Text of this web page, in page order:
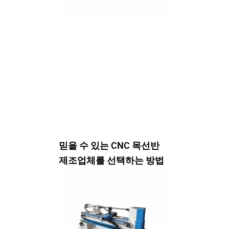
믿을 수 있는 CNC 목선반
제조업체를 선택하는 방법